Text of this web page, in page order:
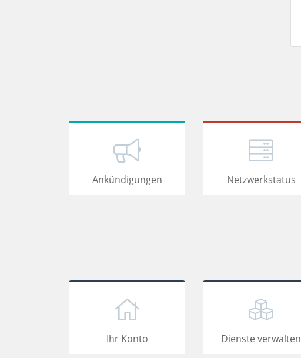
Ankündigungen Netzwerkstatus
Ihr Konto Dienste verwalten